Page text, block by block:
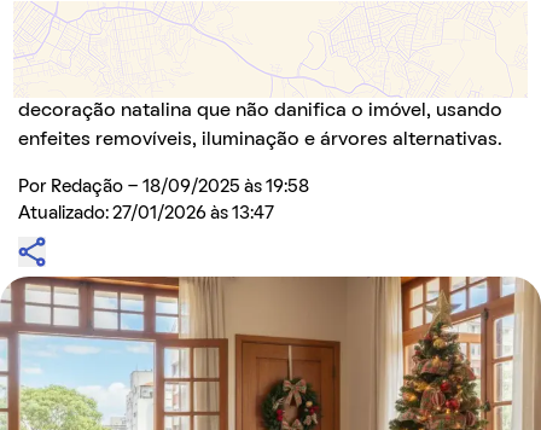
Transforme sua casa de aluguel neste Natal! Este guia
oferece 5 dicas práticas e criativas para uma
decoração natalina que não danifica o imóvel, usando
enfeites removíveis, iluminação e árvores alternativas.
Por Redação - 18/09/2025 às 19:58
Atualizado: 27/01/2026 às 13:47